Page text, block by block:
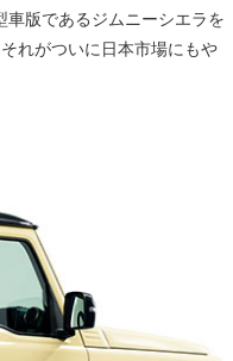
版であるジムニーシエラを
れがついに日本市場にもや